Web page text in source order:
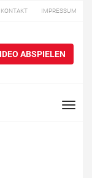
KONTAKT IMPRESSUM
ABSPIELEN
Toggle